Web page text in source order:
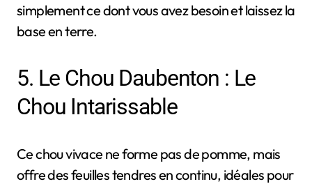
simplement ce dont vous avez besoin et laissez la
base en terre.
5. Le Chou Daubenton : Le
Chou Intarissable
Ce chou vivace ne forme pas de pomme, mais
offre des feuilles tendres en continu, idéales pour